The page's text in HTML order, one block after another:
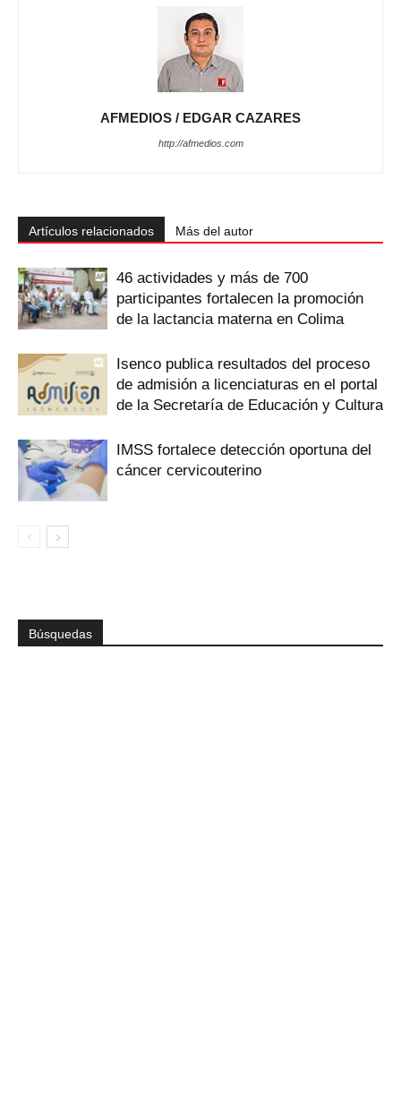
AFMEDIOS / EDGAR CAZARES
http://afmedios.com
Artículos relacionados Más del autor
46 actividades y más de 700
participantes fortalecen la promoción
de la lactancia materna en Colima
Isenco publica resultados del proceso
de admisión a licenciaturas en el portal
de la Secretaría de Educación y Cultura
IMSS fortalece detección oportuna del
cáncer cervicouterino
Búsquedas